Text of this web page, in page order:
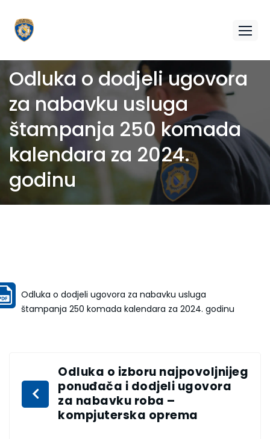
Odluka o dodjeli ugovora
za nabavku usluga
štampanja 250 komada
kalendara za 2024.
godinu
Odluka o dodjeli ugovora za nabavku usluga
štampanja 250 komada kalendara za 2024. godinu
Odluka o izboru najpovoljnijeg
ponuđača i dodjeli ugovora
za nabavku roba –
kompjuterska oprema